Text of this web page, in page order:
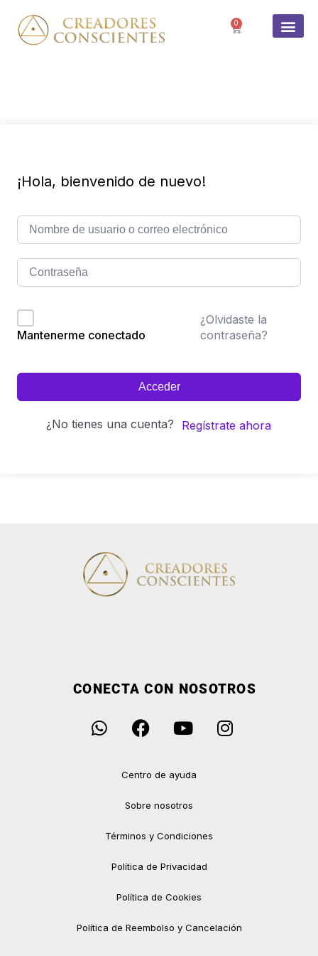
0
¡Hola, bienvenido de nuevo!
Mantenerme conectado
¿Olvidaste la
contraseña?
Acceder
¿No tienes una cuenta? Regístrate ahora
CONECTA CON NOSOTROS
Centro de ayuda
Sobre nosotros
Términos y Condiciones
Política de Privacidad
Política de Cookies
Política de Reembolso y Cancelación